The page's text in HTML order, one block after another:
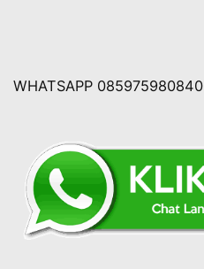
WHATSAPP 085975980840